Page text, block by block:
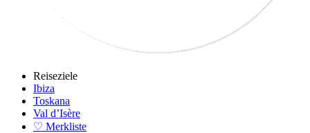
Reiseziele
Ibiza
Toskana
Val d’Isère
♡ Merkliste